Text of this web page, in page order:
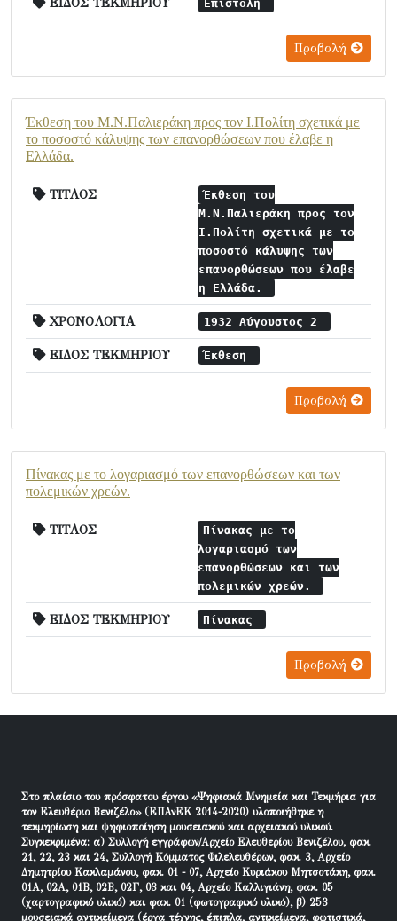
Επιστολή
Προβολή
Έκθεση του Μ.Ν.Παλιεράκη προς τον Ι.Πολίτη σχετικά με
το ποσοστό κάλυψης των επανορθώσεων που έλαβε η
Ελλάδα.
ΤΙΤΛΟΣ
Έκθεση του
Μ.Ν.Παλιεράκη προς τον
Ι.Πολίτη σχετικά με το
ποσοστό κάλυψης των
επανορθώσεων που έλαβε
η Ελλάδα.
ΧΡΟΝΟΛΟΓΙΑ 1932 Αύγουστος 2
ΕΙΔΟΣ ΤΕΚΜΗΡΙΟΥ Έκθεση
Προβολή
Πίνακας με το λογαριασμό των επανορθώσεων και των
πολεμικών χρεών.
ΤΙΤΛΟΣ
Πίνακας με το
λογαριασμό των
επανορθώσεων και των
πολεμικών χρεών.
ΕΙΔΟΣ ΤΕΚΜΗΡΙΟΥ Πίνακας
Προβολή
Στο πλαίσιο του πρόσφατου έργου «Ψηφιακά Μνημεία και Τεκμήρια για
τον Ελευθέριο Βενιζέλο» (ΕΠΑνΕΚ 2014-2020) υλοποιήθηκε η
τεκμηρίωση και ψηφιοποίηση μουσειακού και αρχειακού υλικού.
Συγκεκριμένα: α) Συλλογή εγγράφων/Αρχείο Ελευθερίου Βενιζέλου, φακ.
21, 22, 23 και 24, Συλλογή Κόμματος Φιλελευθέρων, φακ. 3, Αρχείο
Δημητρίου Κακλαμάνου, φακ. 01 - 07, Αρχείο Κυριάκου Μητσοτάκη, φακ.
01Α, 02Α, 01Β, 02Β, 02Γ, 03 και 04, Αρχείο Καλλιγιάνη, φακ. 05
(χαρτογραφικό υλικό) και φακ. 01 (φωτογραφικό υλικό), β) 253
μουσειακά αντικείμενα (έργα τέχνης, έπιπλα, αντικείμενα, φωτιστικά,